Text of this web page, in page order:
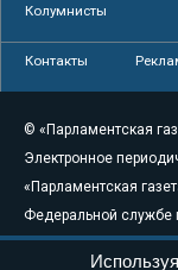
Колумнисты
Контакты
© «Парламентская
Электронное
«Парламентская
Федеральной службе
связи,